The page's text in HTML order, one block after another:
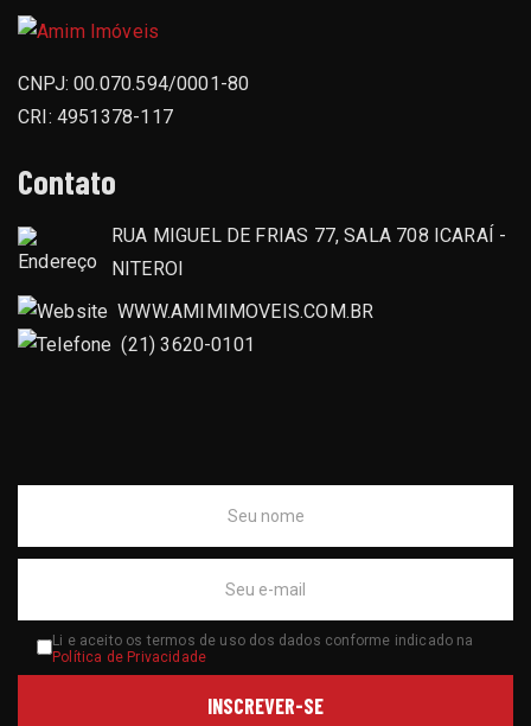
CNPJ: 00.070.594/0001-80
CRI: 4951378-117
Contato
RUA MIGUEL DE FRIAS 77, SALA 708 ICARAÍ -
NITEROI
WWW.AMIMIMOVEIS.COM.BR
(21) 3620-0101
Li e aceito os termos de uso dos dados conforme indicado na
Política de Privacidade